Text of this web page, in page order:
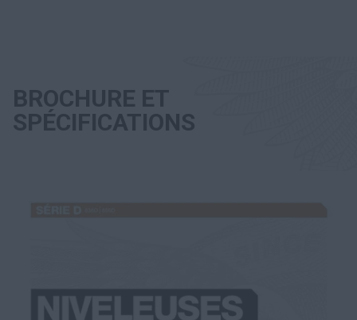
BROCHURE ET
SPÉCIFICATIONS